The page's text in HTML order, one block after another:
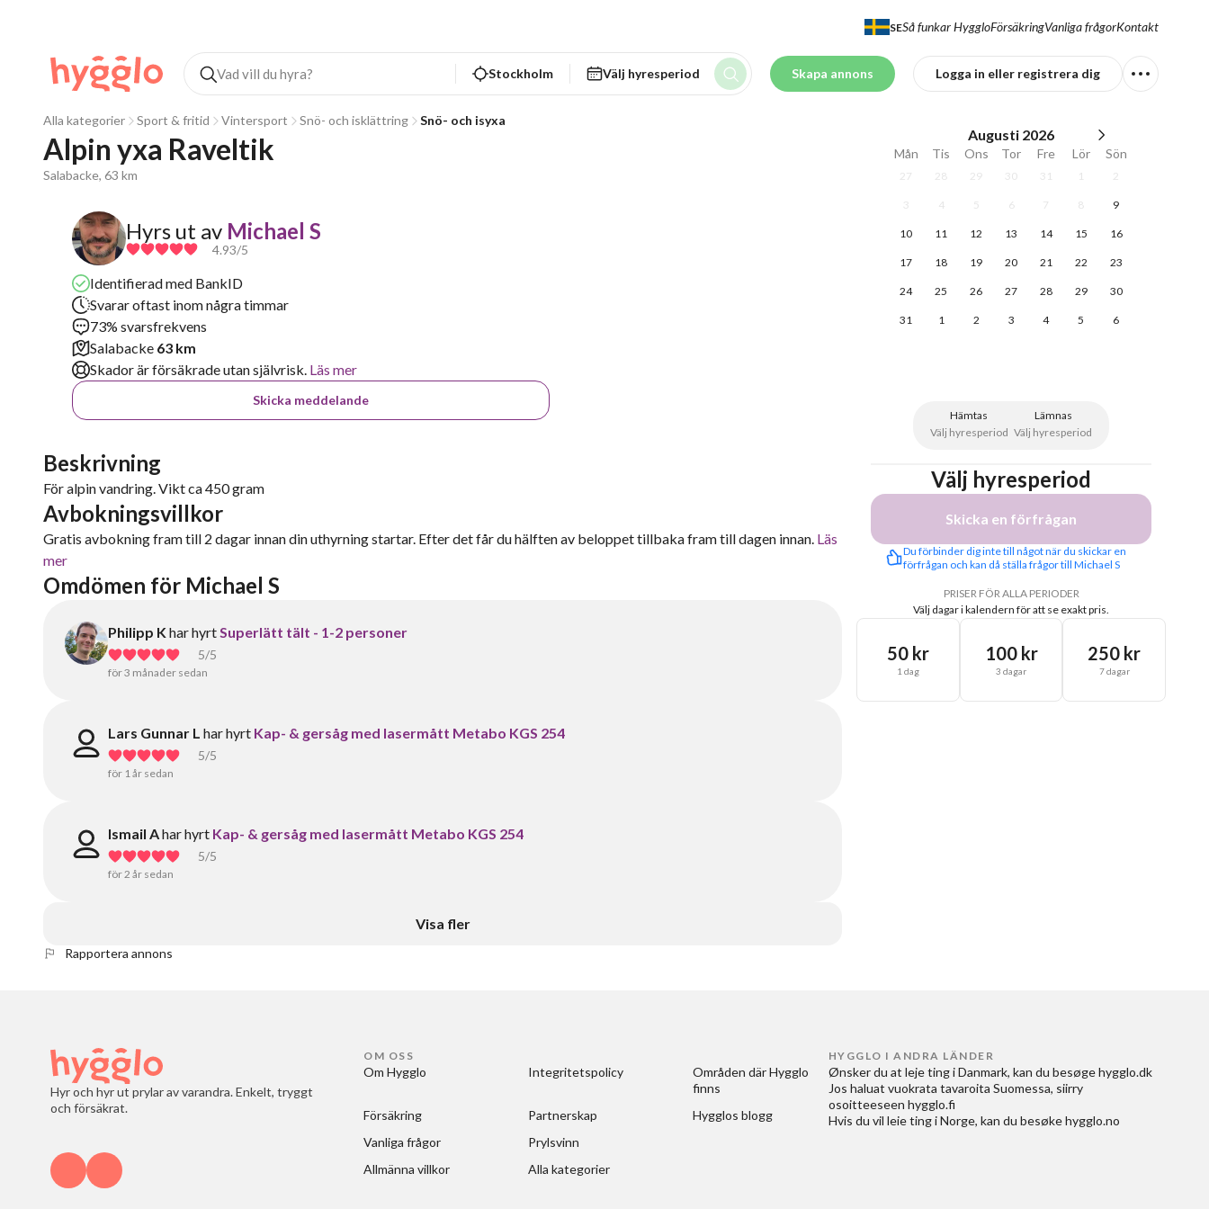
SESå funkar HyggloFörsäkringVanliga frågorKontakt
Stockholm Välj hyresperiod Skapa annons Logga in eller registrera dig
Alla kategorier Sport & fritid Vintersport Snö- och isklättring Snö- och isyxa
Alpin yxa Raveltik
Salabacke, 63 km
Hyrs ut av Michael S
4.93/5
Identifierad med BankID
Svarar oftast inom några timmar
73% svarsfrekvens
Salabacke 63 km
Skador är försäkrade utan självrisk. Läs mer
Skicka meddelande
Beskrivning
För alpin vandring. Vikt ca 450 gram
Avbokningsvillkor
Gratis avbokning fram till 2 dagar innan din uthyrning startar. Efter det får du hälften av beloppet tillbaka fram till dagen innan. Läs
mer
Omdömen för Michael S
Philipp K har hyrtSuperlätt tält - 1-2 personer
5/5
för 3 månader sedan
Lars Gunnar L har hyrt Kap- & gersåg med lasermått Metabo KGS 254
5/5
för 1 år sedan
Ismail Ahar hyrt Kap- & gersåg med lasermått Metabo KGS 254
5/5
för 2 år sedan
Visa fler
Augusti 2026
Mån Tis Ons Tor Fre Lör Sön
27 28 29 30 31 1 2
3 4 5 6 7 8 9
10 11 12 13 14 15 16
17 18 19 20 21 22 23
24 25 26 27 28 29 30
31 1 2 3 4 5 6
Hämtas
Välj hyresperiod
Lämnas
Välj hyresperiod
Välj hyresperiod
Skicka en förfrågan
Du förbinder dig inte till något när du skickar en
förfrågan och kan då ställa frågor till Michael S
PRISER FÖR ALLA PERIODER
Välj dagar i kalendern för att se exakt pris.
50 kr
1 dag
100 kr
3 dagar
250 kr
7 dagar
Rapportera annons
Hyr och hyr ut prylar av varandra. Enkelt, tryggt
och försäkrat.
OM OSS
Om Hygglo
Försäkring
Vanliga frågor
Allmänna villkor
Integritetspolicy
Partnerskap
Prylsvinn
Alla kategorier
Områden där Hygglo
finns
Hygglos blogg
HYGGLO I ANDRA LÄNDER
Ønsker du at leje ting i Danmark, kan du besøge hygglo.dk
Jos haluat vuokrata tavaroita Suomessa, siirry
osoitteeseen hygglo.fi
Hvis du vil leie ting i Norge, kan du besøke hygglo.no